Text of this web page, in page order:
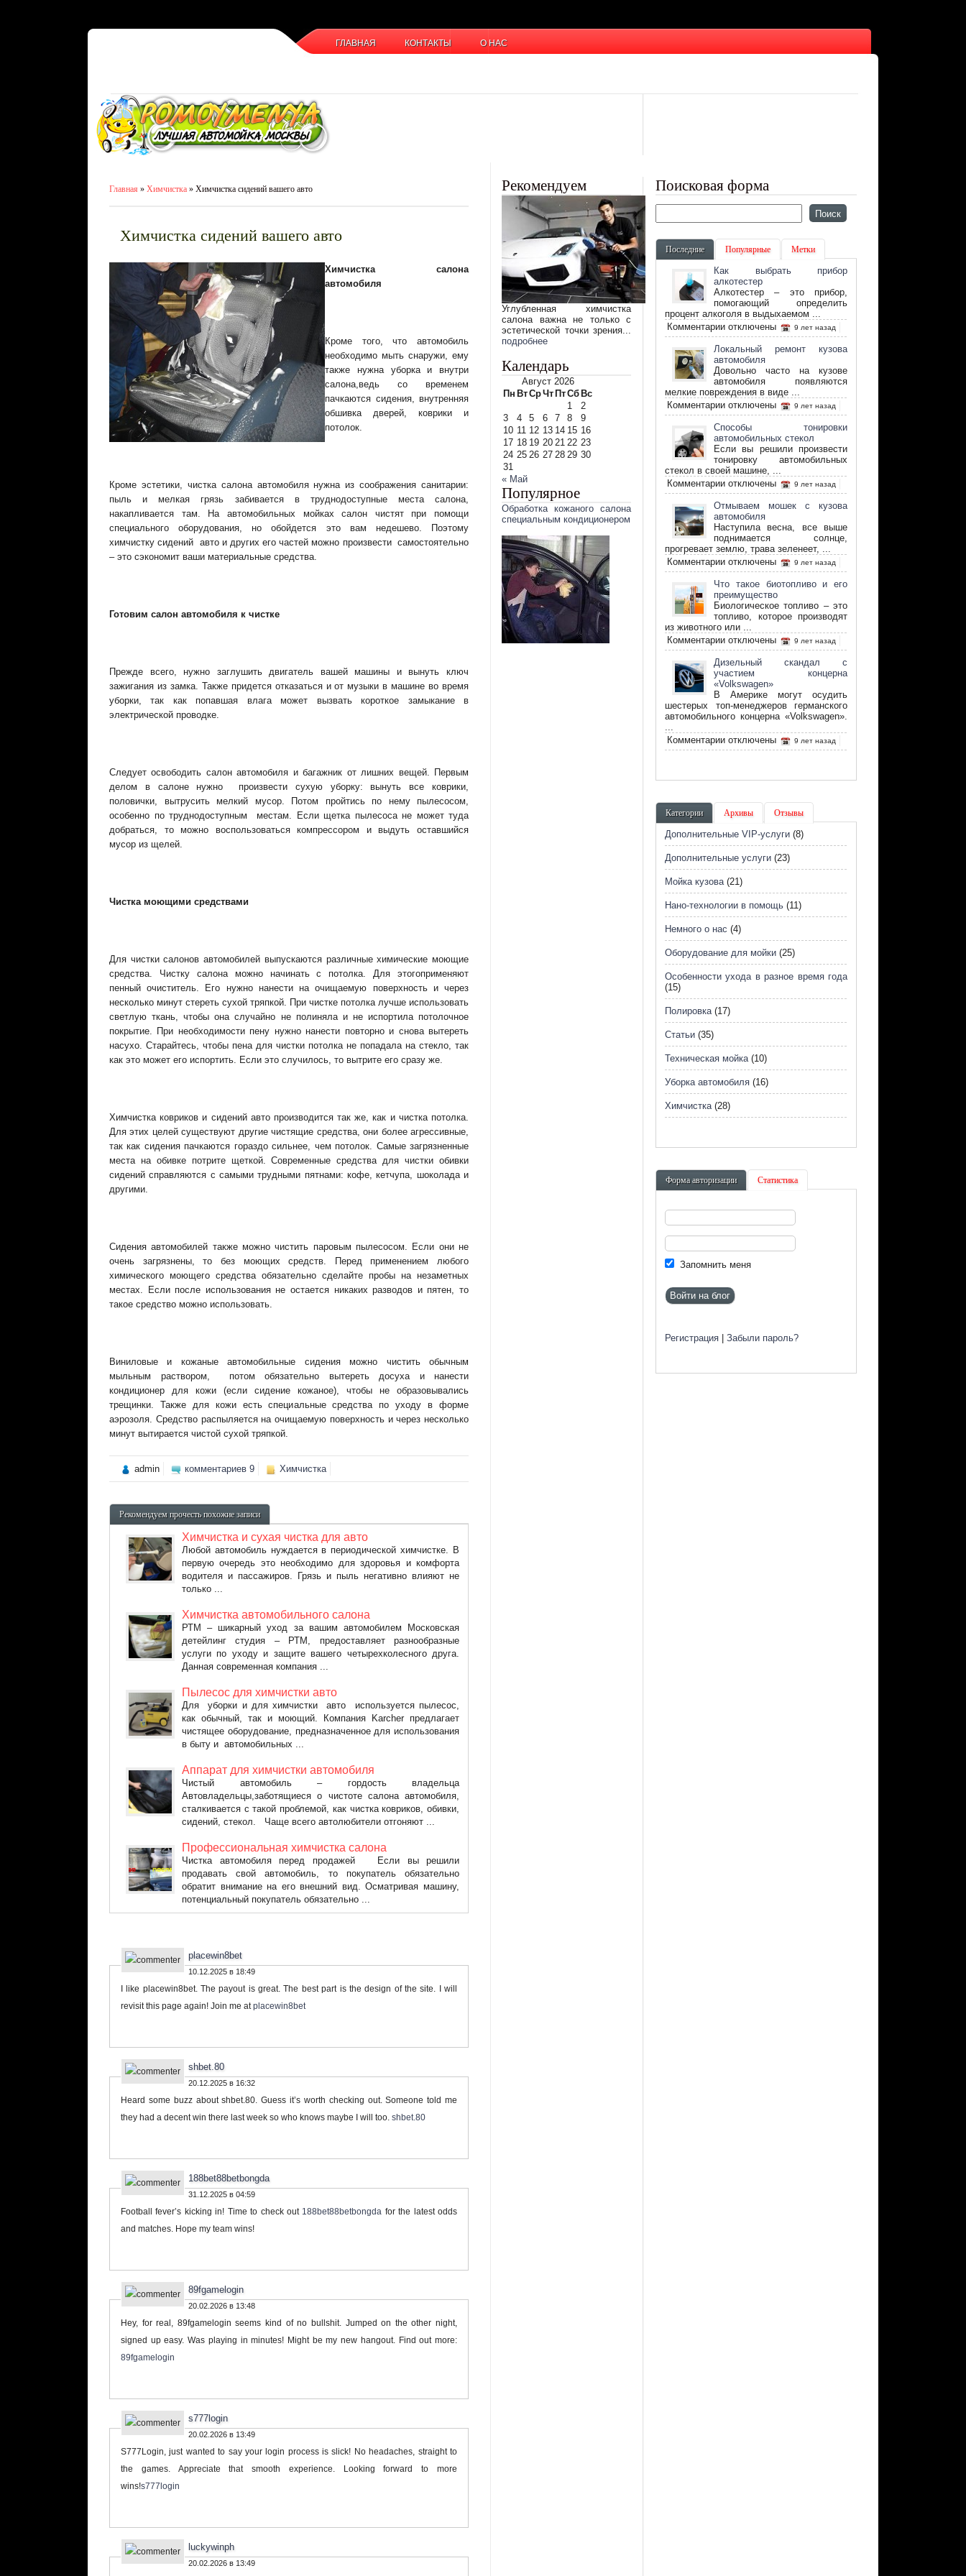
ГЛАВНАЯ КОНТАКТЫ О НАС
Главная » Химчистка » Химчистка сидений вашего авто
Химчистка сидений вашего авто
Химчистка салона
автомобиля
Кроме того, что автомобиль
необходимо мыть снаружи, ему
также нужна уборка и внутри
салона,ведь со временем
пачкаются сидения, внутренняя
обшивка дверей, коврики и
потолок.
Кроме эстетики, чистка салона автомобиля нужна из соображения санитарии:
пыль и мелкая грязь забивается в труднодоступные места салона,
накапливается там. На автомобильных мойках салон чистят при помощи
специального оборудования, но обойдется это вам недешево. Поэтому
химчистку сидений авто и других его частей можно произвести самостоятельно
– это сэкономит ваши материальные средства.
Готовим салон автомобиля к чистке
Прежде всего, нужно заглушить двигатель вашей машины и вынуть ключ
зажигания из замка. Также придется отказаться и от музыки в машине во время
уборки, так как попавшая влага может вызвать короткое замыкание в
электрической проводке.
Следует освободить салон автомобиля и багажник от лишних вещей. Первым
делом в салоне нужно произвести сухую уборку: вынуть все коврики,
половички, вытрусить мелкий мусор. Потом пройтись по нему пылесосом,
особенно по труднодоступным местам. Если щетка пылесоса не может туда
добраться, то можно воспользоваться компрессором и выдуть оставшийся
мусор из щелей.
Чистка моющими средствами
Для чистки салонов автомобилей выпускаются различные химические моющие
средства. Чистку салона можно начинать с потолка. Для этогоприменяют
пенный очиститель. Его нужно нанести на очищаемую поверхность и через
несколько минут стереть сухой тряпкой. При чистке потолка лучше использовать
светлую ткань, чтобы она случайно не полиняла и не испортила потолочное
покрытие. При необходимости пену нужно нанести повторно и снова вытереть
насухо. Старайтесь, чтобы пена для чистки потолка не попадала на стекло, так
как это может его испортить. Если это случилось, то вытрите его сразу же.
Химчистка ковриков и сидений авто производится так же, как и чистка потолка.
Для этих целей существуют другие чистящие средства, они более агрессивные,
так как сидения пачкаются гораздо сильнее, чем потолок. Самые загрязненные
места на обивке потрите щеткой. Современные средства для чистки обивки
сидений справляются с самыми трудными пятнами: кофе, кетчупа, шоколада и
другими.
Сидения автомобилей также можно чистить паровым пылесосом. Если они не
очень загрязнены, то без моющих средств. Перед применением любого
химического моющего средства обязательно сделайте пробы на незаметных
местах. Если после использования не остается никаких разводов и пятен, то
такое средство можно использовать.
Виниловые и кожаные автомобильные сидения можно чистить обычным
мыльным раствором, потом обязательно вытереть досуха и нанести
кондиционер для кожи (если сидение кожаное), чтобы не образовывались
трещинки. Также для кожи есть специальные средства по уходу в форме
аэрозоля. Средство распыляется на очищаемую поверхность и через несколько
минут вытирается чистой сухой тряпкой.
admin комментариев 9 Химчистка
Рекомендуем прочесть похожие записи
Химчистка и сухая чистка для авто
Любой автомобиль нуждается в периодической химчистке. В
первую очередь это необходимо для здоровья и комфорта
водителя и пассажиров. Грязь и пыль негативно влияют не
только ...
Химчистка автомобильного салона
РТМ – шикарный уход за вашим автомобилем Московская
детейлинг студия – РТМ, предоставляет разнообразные
услуги по уходу и защите вашего четырехколесного друга.
Данная современная компания ...
Пылесос для химчистки авто
Для уборки и для химчистки авто используется пылесос,
как обычный, так и моющий. Компания Karcher предлагает
чистящее оборудование, предназначенное для использования
в быту и автомобильных ...
Аппарат для химчистки автомобиля
Чистый автомобиль – гордость владельца
Автовладельцы,заботящиеся о чистоте салона автомобиля,
сталкивается с такой проблемой, как чистка ковриков, обивки,
сидений, стекол. Чаще всего автолюбители отгоняют ...
Профессиональная химчистка салона
Чистка автомобиля перед продажей Если вы решили
продавать свой автомобиль, то покупатель обязательно
обратит внимание на его внешний вид. Осматривая машину,
потенциальный покупатель обязательно ...
placewin8bet
10.12.2025 в 18:49
I like placewin8bet. The payout is great. The best part is the design of the site. I will
revisit this page again! Join me atplacewin8bet
shbet.80
20.12.2025 в 16:32
Heard some buzz about shbet.80. Guess it’s worth checking out. Someone told me
they had a decent win there last week so who knows maybe I will too. shbet.80
188bet88betbongda
31.12.2025 в 04:59
Football fever’s kicking in! Time to check out 188bet88betbongda for the latest odds
and matches. Hope my team wins!
89fgamelogin
20.02.2026 в 13:48
Hey, for real, 89fgamelogin seems kind of no bullshit. Jumped on the other night,
signed up easy. Was playing in minutes! Might be my new hangout. Find out more:
89fgamelogin
s777login
20.02.2026 в 13:49
S777Login, just wanted to say your login process is slick! No headaches, straight to
the games. Appreciate that smooth experience. Looking forward to more
wins!s777login
luckywinph
20.02.2026 в 13:49
Рекомендуем
Углубленная химчистка
салона важна не только с
эстетической точки зрения...
подробнее
Календарь
Август 2026
Пн ВтСрЧт ПтСб Вс
1
2
3
4 5 6 7 8
9
10 11 12 13 14 15 16
17 18 19 20 21 22 23
24 25 26 27 28 29 30
31
« Май
Популярное
Обработка кожаного салона
специальным кондиционером
Поисковая форма
Последние Популярные Метки
Как выбрать прибор
алкотестер
Алкотестер – это прибор,
помогающий определить
процент алкоголя в выдыхаемом ...
Комментариик
записи
Как
выбрать
прибор
алкотестер
отключены 9 лет назад
Локальный ремонт кузова
автомобиля
Довольно часто на кузове
автомобиля появляются
мелкие повреждения в виде ...
Комментариик
записи
Локальный
ремонт
кузова
автомобиля
отключены 9 лет назад
Способы тонировки
автомобильных стекол
Если вы решили произвести
тонировку автомобильных
стекол в своей машине, ...
Комментариик
записи
Способы
тонировки
автомобильных
стекол
отключены 9 лет назад
Отмываем мошек с кузова
автомобиля
Наступила весна, все выше
поднимается солнце,
прогревает землю, трава зеленеет, ...
Комментариик
записи
Отмываем
мошек
с
кузова
автомобиля
отключены 9 лет назад
Что такое биотопливо и его
преимущество
Биологическое топливо – это
топливо, которое производят
из животного или ...
Комментариик
записи
Что
такое
биотопливо
его
преимущество
отключены 9 лет назад
Дизельный скандал с
участием концерна
«Volkswagen»
В Америке могут осудить
шестерых топ-менеджеров германского
автомобильного концерна «Volkswagen».
...
Комментариик
записи
с
концерна
«Volkswagen»
отключены 9 лет назад
Категории Архивы Отзывы
Дополнительные VIP-услуги (8)
Дополнительные услуги (23)
Мойка кузова(21)
Нано-технологии в помощь (11)
Немного о нас (4)
Оборудование для мойки (25)
Особенности ухода в разное время года
(15)
Полировка(17)
Статьи (35)
Техническая мойка(10)
Уборка автомобиля (16)
Химчистка(28)
Форма авторизации Статистика
Запомнить меня
Регистрация Забыли пароль?